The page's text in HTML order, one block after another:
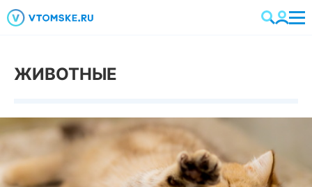
ЖИВОТНЫЕ